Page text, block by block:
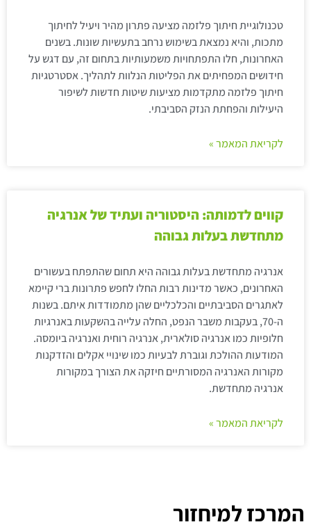
טכנולוגיית חיתוך פלזמה מציעה פתרון מהיר ויעיל לחיתוך
מתכות, והיא נמצאת בשימוש נרחב בתעשיות שונות. בשנים
האחרונות, חלו התפתחויות משמעותיות בתחום זה, עם דגש על
חידושים המפחיתים את הפליטות הנלוות לתהליך. אסטרטגיות
חיתוך פלזמה מתקדמות מציעות שיטות חדשות לשיפור
היעילות והפחתת הנזק הסביבתי.
לקריאת המאמר »
קווים לדמותה: היסטוריה ועתיד של אנרגיה
מתחדשת בעלות גבוהה
אנרגיה מתחדשת בעלות גבוהה היא תחום שהתפתח בעשורים
האחרונים, כאשר מדינות רבות החלו לחפש פתרונות ברי קיימא
לאתגרים הסביבתיים והכלכליים שהן מתמודדות איתם. בשנות
ה-70, בעקבות משבר הנפט, החלה עלייה בהשקעות באנרגיות
חלופיות כמו אנרגיה סולארית, אנרגיה רוחית ואנרגיה ביומסה.
המודעות ההולכת וגוברת לבעיות כמו שינויי אקלים והזדקנות
מקורות האנרגיה המסורתיים חיזקה את הצורך במקורות
אנרגיה מתחדשת.
לקריאת המאמר »
המרכז למיחזור